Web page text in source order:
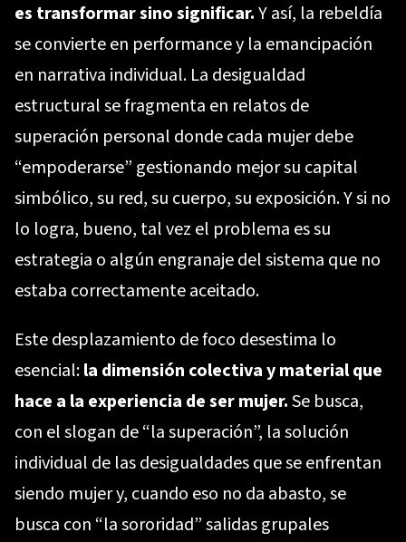
es transformar sino significar.Y así, la rebeldía
se convierte en performance y la emancipación
en narrativa individual. La desigualdad
estructural se fragmenta en relatos de
superación personal donde cada mujer debe
“empoderarse” gestionando mejor su capital
simbólico, su red, su cuerpo, su exposición. Y si no
lo logra, bueno, tal vez el problema es su
estrategia o algún engranaje del sistema que no
estaba correctamente aceitado.
Este desplazamiento de foco desestima lo
esencial:la dimensión colectiva y material que
hace a la experiencia de ser mujer.Se busca,
con el slogan de “la superación”, la solución
individual de las desigualdades que se enfrentan
siendo mujer y, cuando eso no da abasto, se
busca con “la sororidad” salidas grupales